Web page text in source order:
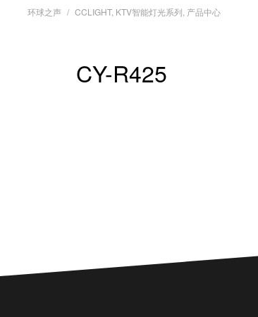
环球之声 CCLIGHT, KTV智能灯光系列 产品中心
CY-R425